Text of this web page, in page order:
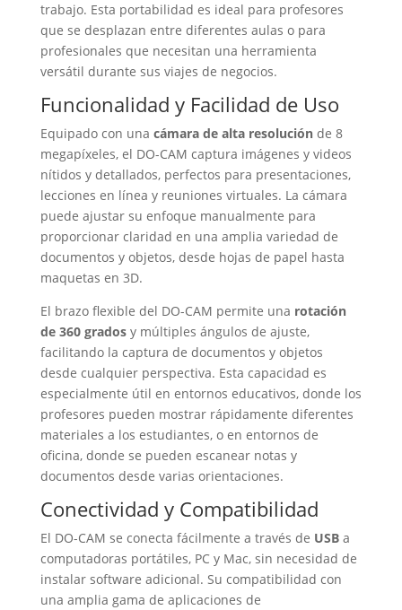
trabajo. Esta portabilidad es ideal para profesores
que se desplazan entre diferentes aulas o para
profesionales que necesitan una herramienta
versátil durante sus viajes de negocios.
Funcionalidad y Facilidad de Uso
Equipado con una cámara de alta resoluciónde 8
megapíxeles, el DO-CAM captura imágenes y videos
nítidos y detallados, perfectos para presentaciones,
lecciones en línea y reuniones virtuales. La cámara
puede ajustar su enfoque manualmente para
proporcionar claridad en una amplia variedad de
documentos y objetos, desde hojas de papel hasta
maquetas en 3D.
El brazo flexible del DO-CAM permite una rotación
de 360 gradosy múltiples ángulos de ajuste,
facilitando la captura de documentos y objetos
desde cualquier perspectiva. Esta capacidad es
especialmente útil en entornos educativos, donde los
profesores pueden mostrar rápidamente diferentes
materiales a los estudiantes, o en entornos de
oficina, donde se pueden escanear notas y
documentos desde varias orientaciones.
Conectividad y Compatibilidad
El DO-CAM se conecta fácilmente a través de USBa
computadoras portátiles, PC y Mac, sin necesidad de
instalar software adicional. Su compatibilidad con
una amplia gama de aplicaciones de